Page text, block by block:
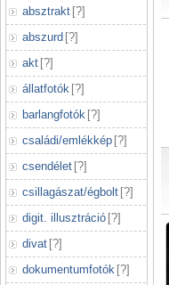
absztrakt [?]
abszurd [?]
akt [?]
állatfotók [?]
barlangfotók [?]
családi/emlékkép [?]
csendélet [?]
csillagászat/égbolt [?]
digit. illusztráció [?]
divat [?]
dokumentumfotók [?]